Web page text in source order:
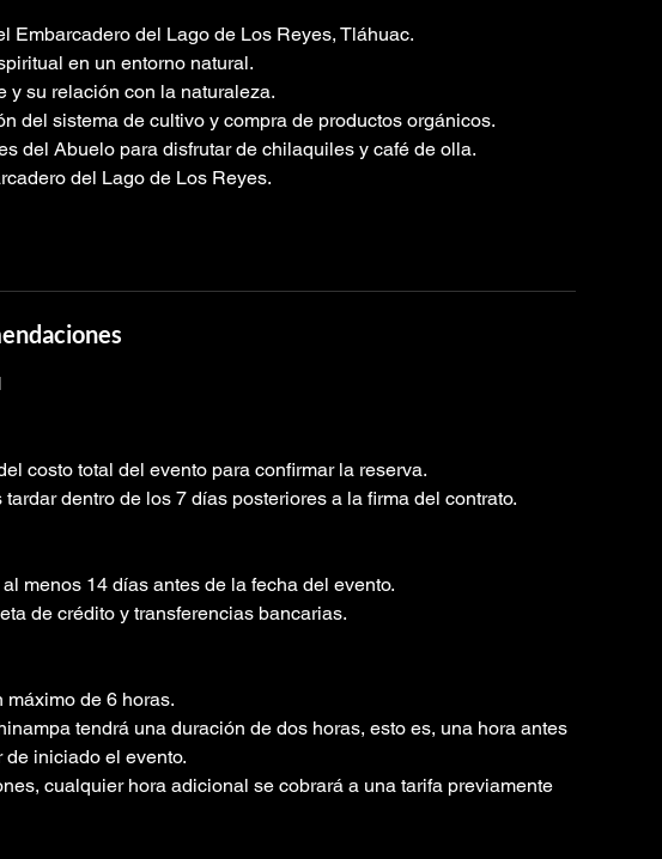
Embarcadero del Lago de Los Reyes, Tláhuac.
en un entorno natural.
y su relación con la naturaleza.
del sistema de cultivo y compra de productos orgánicos.
del Abuelo para disfrutar de chilaquiles y café de olla.
del Lago de Los Reyes.
costo total del evento para confirmar la reserva.
dentro de los 7 días posteriores a la firma del contrato.
menos 14 días antes de la fecha del evento.
de crédito y transferencias bancarias.
de 6 horas.
tendrá una duración de dos horas, esto es, una hora antes
iniciado el evento.
cualquier hora adicional se cobrará a una tarifa previamente